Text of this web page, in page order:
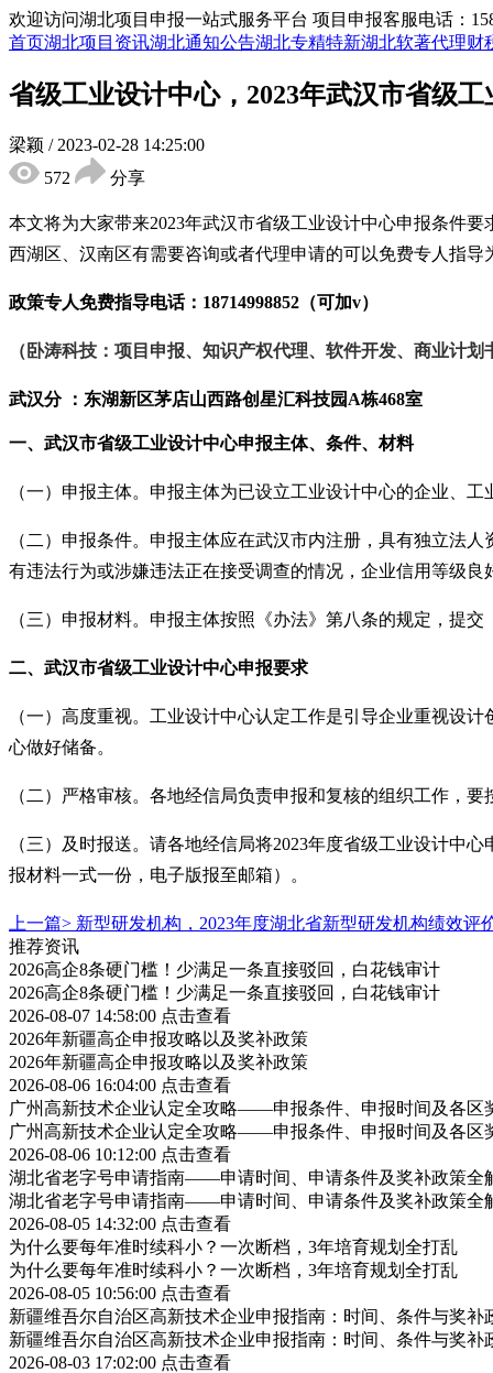
欢迎访问湖北项目申报一站式服务平台 项目申报客服电话：
首页湖北项目资讯湖北通知公告湖北专精特新湖北软著代理财
省级工业设计中心，2023年武汉市省级
梁颖 / 2023-02-28 14:25:00
572
分享
本文将为大家带来2023年武汉市省级工业设计中心申报条件要
西湖区、汉南区有需要咨询或者代理申请的可以免费专人指导
政策专人免费指导电话： 18714998852（可加v）
（卧涛科技：项目申报、知识产权代理、软件开发、商业计
武汉分 ：东湖新区茅店山西路创星汇科技园 A栋468室
一、 武汉市省级工业设计中心申报主体、条件、材料
（一）申报主体。申报主体为已设立工业设计中心的企业、工
（二）申报条件。申报主体应在武汉市内注册，具有独立法人
有违法行为或涉嫌违法正在接受调查的情况，企业信用等级良
（三）申报材料。申报主体按照《办法》第八条的规定，提
二、 武汉市省级工业设计中心申报要求
（一）高度重视。工业设计中心认定工作是引导企业重视设
心做好储备。
（二）严格审核。各地经信局负责申报和复核的组织工作，
（三）及时报送。请各地经信局将2023年度省级工业设计中
报材料一式一份，电子版报至邮箱）。
上一篇> 新型研发机构，2023年度湖北省新型研发机构绩效评
推荐资讯
2026高企8条硬门槛！少满足一条直接驳回，白花钱审计
2026高企8条硬门槛！少满足一条直接驳回，白花钱审计
2026-08-07 14:58:00 点击查看
2026年新疆高企申报攻略以及奖补政策
2026年新疆高企申报攻略以及奖补政策
2026-08-06 16:04:00 点击查看
广州高新技术企业认定全攻略——申报条件、申报时间及各区
广州高新技术企业认定全攻略——申报条件、申报时间及各区
2026-08-06 10:12:00 点击查看
湖北省老字号申请指南——申请时间、申请条件及奖补政策全
湖北省老字号申请指南——申请时间、申请条件及奖补政策全
2026-08-05 14:32:00 点击查看
为什么要每年准时续科小？一次断档，3年培育规划全打乱
为什么要每年准时续科小？一次断档，3年培育规划全打乱
2026-08-05 10:56:00 点击查看
新疆维吾尔自治区高新技术企业申报指南：时间、条件与奖补
新疆维吾尔自治区高新技术企业申报指南：时间、条件与奖补
2026-08-03 17:02:00 点击查看